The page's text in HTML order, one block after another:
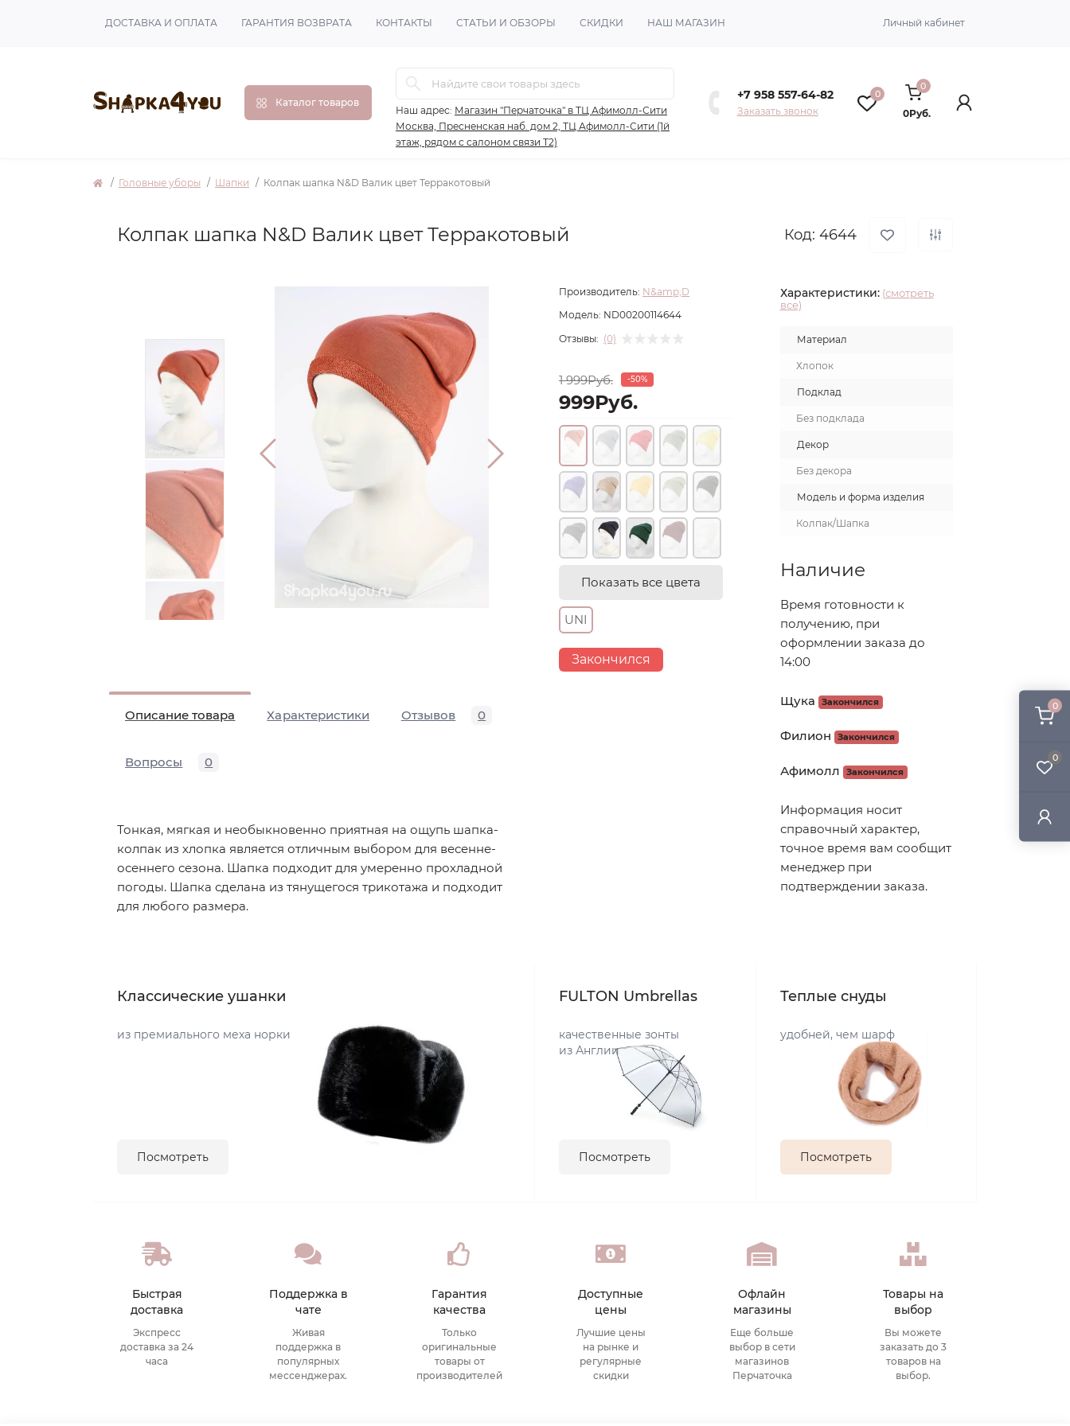
0
0
ДОСТАВКА И ОПЛАТА ГАРАНТИЯ ВОЗВРАТА КОНТАКТЫ СТАТЬИ И ОБЗОРЫ СКИДКИ НАШ МАГАЗИН Личный кабинет
Каталог товаров
Наш адрес: Магазин "Перчаточка" в ТЦ Афимолл-Сити
Москва, Пресненская наб. дом 2, ТЦ Афимолл-Сити (1й
этаж, рядом с салоном связи Т2)
+7 958 557-64-82
Заказать звонок
0
0
0Руб.
Головные уборы Шапки Колпак шапка N&D Валик цвет Терракотовый
Колпак шапка N&D Валик цвет Терракотовый Код: 4644
Описание товара Характеристики Отзывов 0
Вопросы 0
Тонкая, мягкая и необыкновенно приятная на ощупь шапка-
колпак из хлопка является отличным выбором для весенне-
осеннего сезона. Шапка подходит для умеренно прохладной
погоды. Шапка сделана из тянущегося трикотажа и подходит
для любого размера.
Производитель: N&amp;D
Модель: ND00200114644
Отзывы: (0)
1 999Руб. -50%
999Руб.
Показать все цвета
UNI
Закончился
Характеристики: (смотреть
все)
Материал
Хлопок
Подклад
Без подклада
Декор
Без декора
Модель и форма изделия
Колпак/Шапка
Наличие
Время готовности к
получению, при
оформлении заказа до
14:00
Щука Закончился
Филион Закончился
Афимолл Закончился
Информация носит
справочный характер,
точное время вам сообщит
менеджер при
подтверждении заказа.
Классические ушанки
из премиального меха норки
Посмотреть
FULTON Umbrellas
качественные зонты
из Англии
Посмотреть
Теплые снуды
удобней, чем шарф
Посмотреть
Быстрая
доставка
Экспресс
доставка за 24
часа
Поддержка в
чате
Живая
поддержка в
популярных
мессенджерах.
Гарантия
качества
Только
оригинальные
товары от
производителей
Доступные
цены
Лучшие цены
на рынке и
регулярные
скидки
Офлайн
магазины
Еще больше
выбор в сети
магазинов
Перчаточка
Товары на
выбор
Вы можете
заказать до 3
товаров на
выбор.